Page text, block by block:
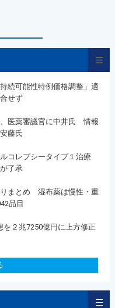
続可能性特例価格調整」適
せず
医薬審議官に中井氏 情報
藤氏
コレプシータイプ１治療
了承
まとめ 湿布薬は慢性・重
品目
２兆7250億円に上方修正